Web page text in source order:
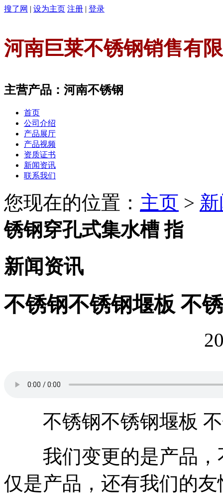
搜了网 | 设为主页 注册 | 登录
河南巨莱不锈钢销售有
主营产品：河南不锈钢
首页
公司介绍
产品展厅
产品视频
资质证书
新闻资讯
联系我们
您现在的位置： 主页 >
锈钢穿孔式集水槽 指
新闻资讯
不锈钢不锈钢堰板 不
不锈钢不锈钢堰板 不
我们变更的是产品，
仅是产品，还有我们的